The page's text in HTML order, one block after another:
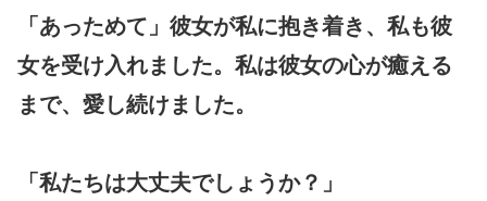
「あっためて」彼女が私に抱き着き、私も彼
女を受け入れました。私は彼女の心が癒える
まで、愛し続けました。
「私たちは大丈夫でしょうか？」